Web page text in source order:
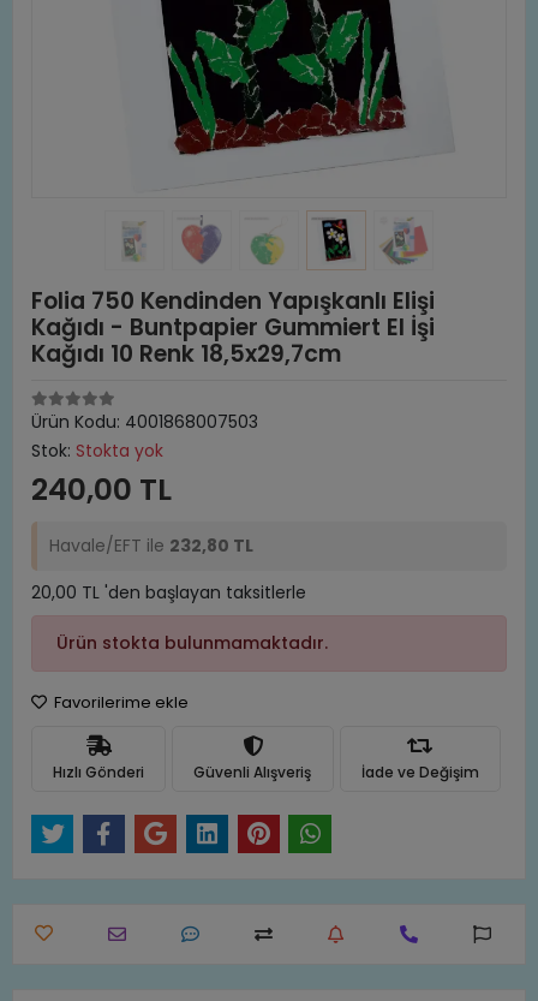
Folia 750 Kendinden Yapışkanlı Elişi
Kağıdı - Buntpapier Gummiert El İşi
Kağıdı 10 Renk 18,5x29,7cm
Ürün Kodu: 4001868007503
Stok: Stokta yok
240,00 TL
Havale/EFT ile 232,80 TL
20,00 TL 'den başlayan taksitlerle
Ürün stokta bulunmamaktadır.
Favorilerime ekle
Hızlı Gönderi Güvenli Alışveriş İade ve Değişim